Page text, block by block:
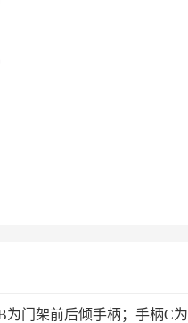
门架前后倾手柄；手柄C